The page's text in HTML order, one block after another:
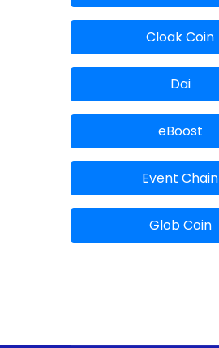
Cloak Coin
Dai
eBoost
Event Chain
Glob Coin